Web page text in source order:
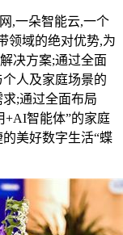
,一朵智能云,一个
领域的绝对优势,为
决方案;通过全面
人及家庭场景的
;通过全面布局
+AI智能体”的家庭
美好数字生活“蝶